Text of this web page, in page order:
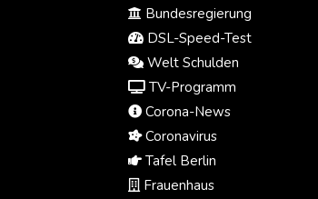
Bundesregierung
DSL-Speed-Test
Welt Schulden
TV-Programm
Corona-News
Coronavirus
Tafel Berlin
Frauenhaus